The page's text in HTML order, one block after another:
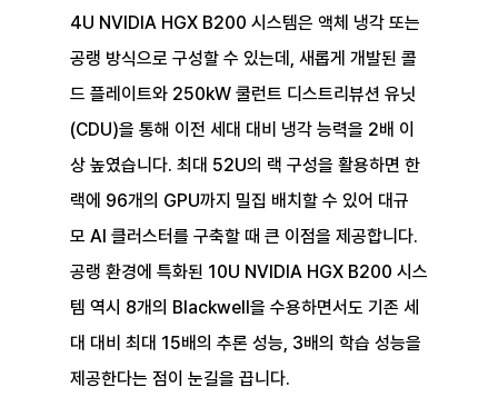
4U NVIDIA HGX B200 시스템은 액체 냉각 또는
공랭 방식으로 구성할 수 있는데, 새롭게 개발된 콜
드 플레이트와 250kW 쿨런트 디스트리뷰션 유닛
(CDU)을 통해 이전 세대 대비 냉각 능력을 2배 이
상 높였습니다. 최대 52U의 랙 구성을 활용하면 한
랙에 96개의 GPU까지 밀집 배치할 수 있어 대규
모 AI 클러스터를 구축할 때 큰 이점을 제공합니다.
공랭 환경에 특화된 10U NVIDIA HGX B200 시스
템 역시 8개의 Blackwell을 수용하면서도 기존 세
대 대비 최대 15배의 추론 성능, 3배의 학습 성능을
제공한다는 점이 눈길을 끕니다.